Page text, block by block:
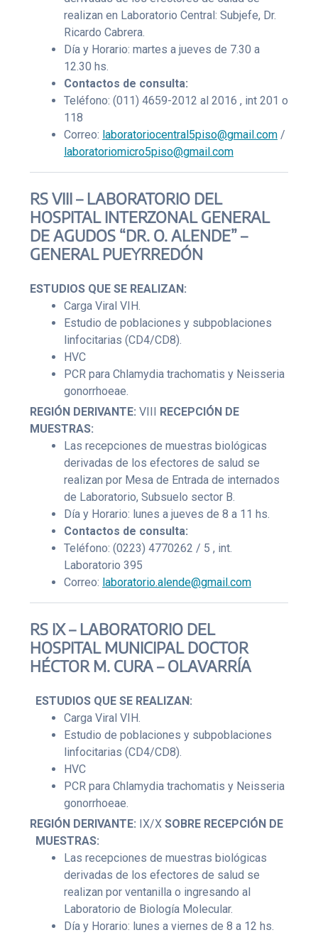
realizan en Laboratorio Central: Subjefe, Dr.
Ricardo Cabrera.
Día y Horario: martes a jueves de 7.30 a
12.30 hs.
Contactos de consulta:
Teléfono: (011) 4659-2012 al 2016 , int 201 o
118
Correo: laboratoriocentral5piso@gmail.com /
laboratoriomicro5piso@gmail.com
RS VIII – LABORATORIO DEL
HOSPITAL INTERZONAL GENERAL
DE AGUDOS “DR. O. ALENDE” –
GENERAL PUEYRREDÓN
ESTUDIOS QUE SE REALIZAN:
Carga Viral VIH.
Estudio de poblaciones y subpoblaciones
linfocitarias (CD4/CD8).
HVC
PCR para Chlamydia trachomatis y Neisseria
gonorrhoeae.
REGIÓN DERIVANTE: VIII RECEPCIÓN DE
MUESTRAS:
Las recepciones de muestras biológicas
derivadas de los efectores de salud se
realizan por Mesa de Entrada de internados
de Laboratorio, Subsuelo sector B.
Día y Horario: lunes a jueves de 8 a 11 hs.
Contactos de consulta:
Teléfono: (0223) 4770262 / 5 , int.
Laboratorio 395
Correo: laboratorio.alende@gmail.com
RS IX – LABORATORIO DEL
HOSPITAL MUNICIPAL DOCTOR
HÉCTOR M. CURA – OLAVARRÍA
ESTUDIOS QUE SE REALIZAN:
Carga Viral VIH.
Estudio de poblaciones y subpoblaciones
linfocitarias (CD4/CD8).
HVC
PCR para Chlamydia trachomatis y Neisseria
gonorrhoeae.
REGIÓN DERIVANTE: IX/X SOBRE RECEPCIÓN DE
MUESTRAS:
Las recepciones de muestras biológicas
derivadas de los efectores de salud se
realizan por ventanilla o ingresando al
Laboratorio de Biología Molecular.
Día y Horario: lunes a viernes de 8 a 12 hs.